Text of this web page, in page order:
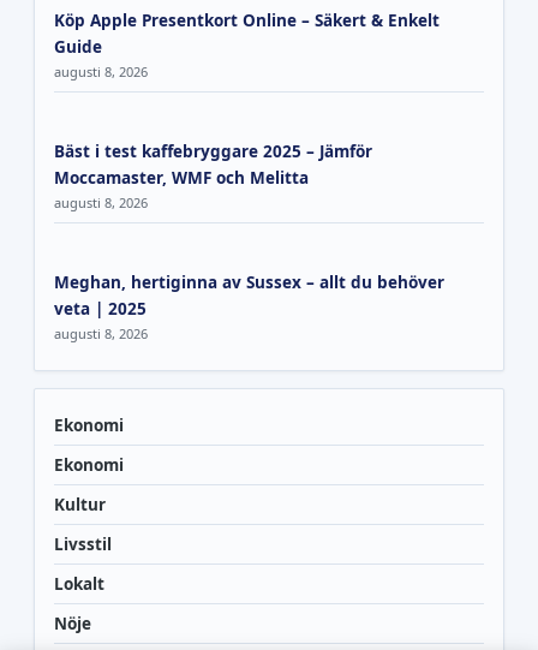
Köp Apple Presentkort Online – Säkert & Enkelt
Guide
augusti 8, 2026
Bäst i test kaffebryggare 2025 – Jämför
Moccamaster, WMF och Melitta
augusti 8, 2026
Meghan, hertiginna av Sussex – allt du behöver
veta | 2025
augusti 8, 2026
Ekonomi
Ekonomi
Kultur
Livsstil
Lokalt
Nöje